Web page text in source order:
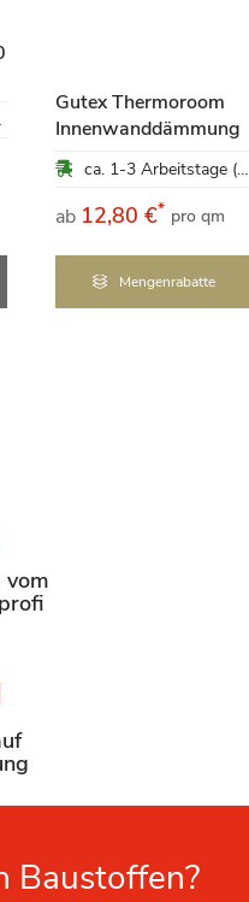
Fr)
Gutex Thermoroom
Innenwanddämmung
ca. 1-3 Arbeitstage (Mo-Fr)
ab 12,80 €* pro qm
Mengenrabatte
vom
Baustoffen?